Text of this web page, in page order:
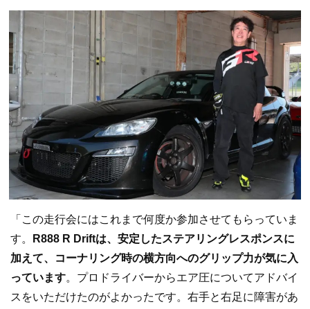
「この走行会にはこれまで何度か参加させてもらっていま
す。
R888 R Driftは、安定したステアリングレスポンスに
加えて、コーナリング時の横方向へのグリップ力が気に入
っています。プロドライバーからエア圧についてアドバイ
スをいただけたのがよかったです。右手と右足に障害があ